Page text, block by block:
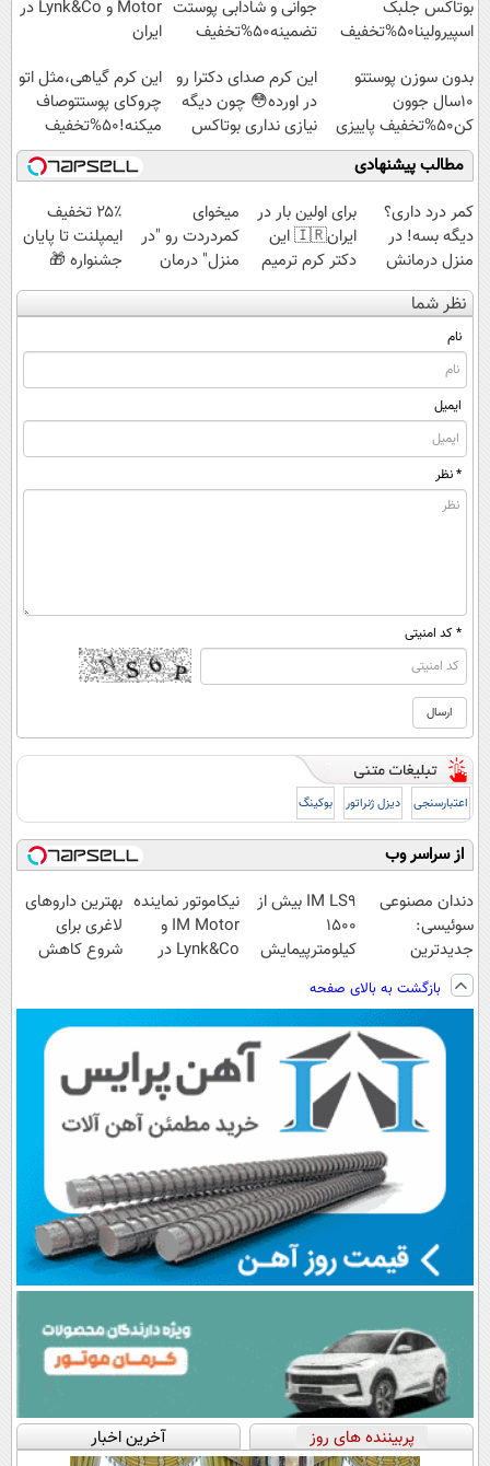
بوتاکس جلبک
اسپیرولینا50%تخفیف
جوانی و شادابی پوستت
تضمینه50%تخفیف
Motor و Lynk&Co در
ایران
بدون سوزن پوستتو
10سال جوون
کن50%تخفیف پاییزی
این کرم صدای دکترا رو
در اورده😳 چون دیگه
نیازی نداری بوتاکس
کنی!!!
این کرم گیاهی،مثل اتو
چروکای پوستتوصاف
میکنه!50%تخفیف
مطالب پیشنهادی
کمر درد داری؟
دیگه بسه! در
منزل درمانش
کن
(◀پرسش‌نامه)
برای اولین بار در
ایران🇮🇷 این
دکتر کرم ترمیم
کننده 23 روزه
ساخت!
میخوای
کمردردت رو "در
منزل" درمان
کنی؟ (◂فیلم +
◂پرسش‌نامه)
۲۵٪ تخفیف
ایمپلنت تا پایان
جشنواره 🎁
نظر شما
نام
ایمیل
* نظر
* کد امنیتی
اعتبارسنجی دیزل ژنراتور بوکینگ
از سراسر وب
دندان مصنوعی
سوئیسی:
جدیدترین
فناوری اروپا،
سبک و مقاوم |
پرداخت قسطی
IM LS9 بیش از
1500
کیلومترپیمایش
نیکاموتور نماینده
IM Motor و
Lynk&Co در
بهترین داروهای
لاغری برای
شروع کاهش
نزدیکت!
بازگشت به بالای صفحه
پربیننده های روز آخرین اخبار